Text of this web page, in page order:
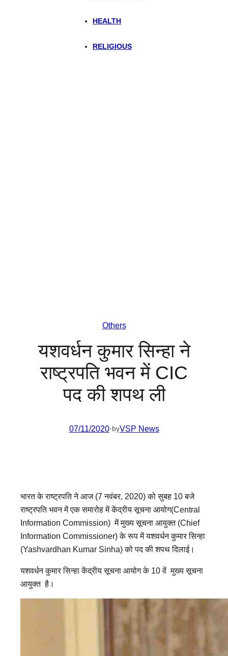
HEALTH
RELIGIOUS
Others
यशवर्धन कुमार सिन्हा ने
राष्ट्रपति भवन में CIC
पद की शपथ ली
07/11/2020·byVSP News
भारत के राष्ट्रपति ने आज (7 नवंबर, 2020) को सुबह 10 बजे
राष्ट्रपति भवन में एक समारोह में केंद्रीय सूचना आयोग(Central
Information Commission) में मुख्य सूचना आयुक्त (Chief
Information Commissioner) के रूप में यशवर्धन कुमार सिन्हा
(Yashvardhan Kumar Sinha) को पद की शपथ दिलाई।
यशवर्धन कुमार सिन्हा केंद्रीय सूचना आयोग के 10 वें मुख्य सूचना
आयुक्त है।